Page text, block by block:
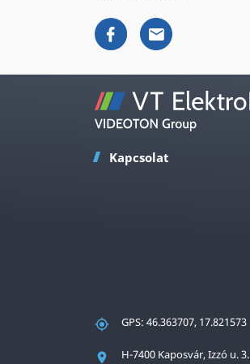
Kapcsolat
GPS: 46.363707, 17.821573
H-7400 Kaposvár, Izzó u. 3.